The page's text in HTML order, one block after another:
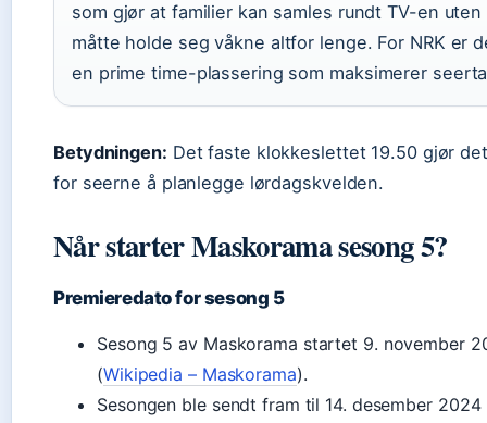
som gjør at familier kan samles rundt TV-en uten
måtte holde seg våkne altfor lenge. For NRK er
en prime time-plassering som maksimerer
Betydningen: Det faste klokkeslettet 19.50 gjør
for seerne å planlegge lørdagskvelden.
Når starter Maskorama sesong 5?
Premieredato for sesong 5
Sesong 5 av Maskorama startet 9. november
(Wikipedia – Maskorama).
Sesongen ble sendt fram til 14. desember 2024